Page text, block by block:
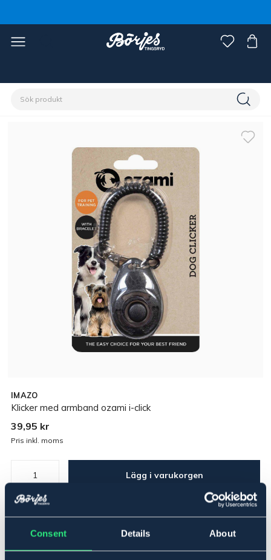
Consent Details About
IMAZO
Klicker med armband ozami i-click
39,95 kr
Pris inkl. moms
Lägg i varukorgen
I lager Se lager i butik
Produktbeskrivning